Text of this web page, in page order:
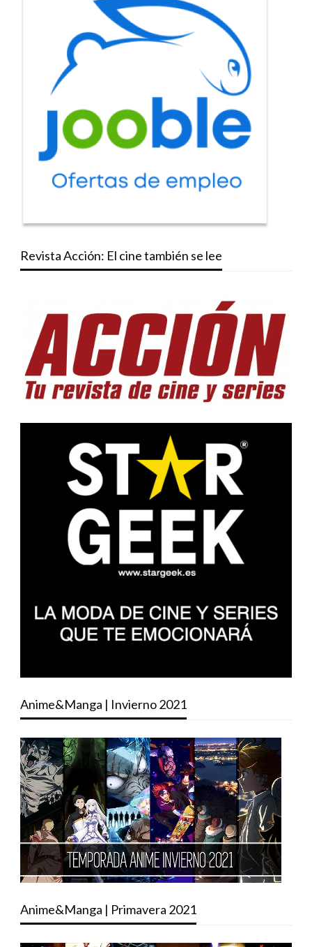
Revista Acción: El cine también se lee
Anime&Manga | Invierno 2021
Anime&Manga | Primavera 2021